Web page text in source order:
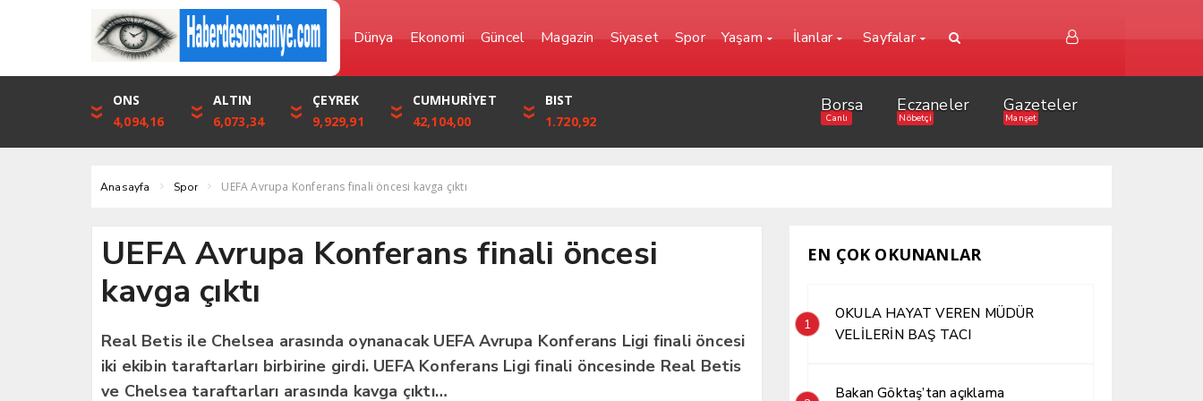
Dünya Ekonomi Güncel Magazin Siyaset Spor Yaşam İlanlar Sayfalar
DOLAR
46,1316
EURO
53,3001
STERLİN
61,7411
YEN
0,0000
57,6861
ONS
4,094,16
ALTIN
6,073,34
ÇEYREK
9,929,91
CUMHURİYET
42,104,00
BIST
1.720,92
Borsa
Canlı
Eczaneler
Nöbetçi
Gazeteler
Manşet
Anasayfa Spor UEFA Avrupa Konferans finali öncesi kavga çıktı
UEFA Avrupa Konferans finali öncesi
kavga çıktı
Real Betis ile Chelsea arasında oynanacak UEFA Avrupa Konferans Ligi finali öncesi
iki ekibin taraftarları birbirine girdi. UEFA Konferans Ligi finali öncesinde Real Betis
ve Chelsea taraftarları arasında kavga çıktı…
EN ÇOK OKUNANLAR
1
OKULA HAYAT VEREN MÜDÜR
VELİLERİN BAŞ TACI
Bakan Göktaş’tan açıklama